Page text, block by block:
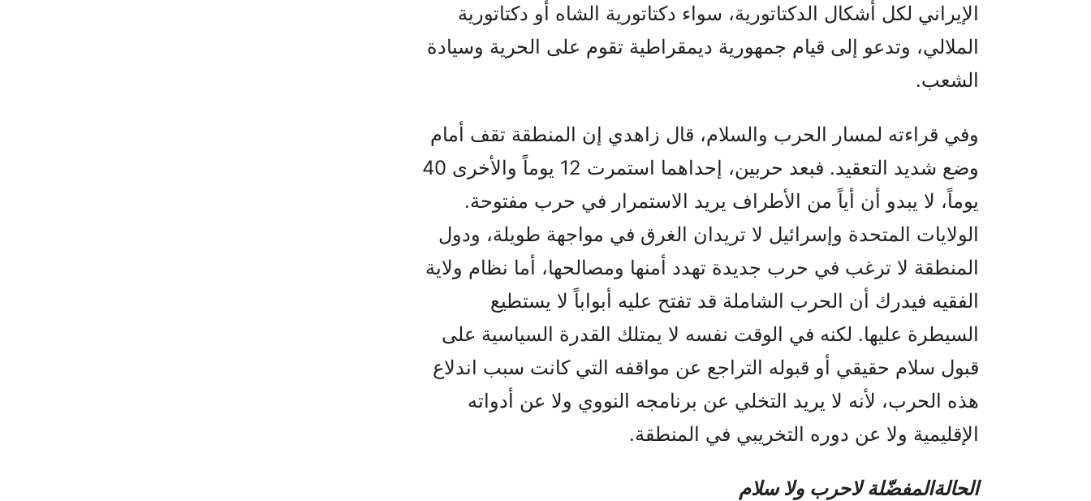
الإيراني لكل أشكال الدكتاتورية، سواء دكتاتورية الشاه أو دكتاتورية
الملالي، وتدعو إلى قيام جمهورية ديمقراطية تقوم على الحرية وسيادة
الشعب.
وفي قراءته لمسار الحرب والسلام، قال زاهدي إن المنطقة تقف أمام
وضع شديد التعقيد. فبعد حربين، إحداهما استمرت 12 يوماً والأخرى 40
يوماً، لا يبدو أن أياً من الأطراف يريد الاستمرار في حرب مفتوحة.
الولايات المتحدة وإسرائيل لا تريدان الغرق في مواجهة طويلة، ودول
المنطقة لا ترغب في حرب جديدة تهدد أمنها ومصالحها، أما نظام ولاية
الفقيه فيدرك أن الحرب الشاملة قد تفتح عليه أبواباً لا يستطيع
السيطرة عليها. لكنه في الوقت نفسه لا يمتلك القدرة السياسية على
قبول سلام حقيقي أو قبوله التراجع عن مواقفه التي کانت سبب اندلاع
هذه الحرب، لأنه لا يريد التخلي عن برنامجه النووي ولا عن أدواته
الإقليمية ولا عن دوره التخريبي في المنطقة.
الحالة‌المفضّلة لاحرب ولا سلام